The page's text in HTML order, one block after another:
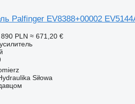
Palfinger EV8388+00002
PLN ≈ 671,20 €
Siłowa